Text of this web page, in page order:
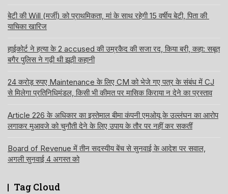
बेटी की Will (मर्जी) को प्राथमिकता, मां के साथ रहेगी 15 वर्षीय बेटी, पिता की
याचिका खारिज
हाईकोर्ट ने हत्या के 2 accused की उम्रकैद की सजा रद, किया बरी, कहा: सबूत
बगैर पुलिस ने गढ़ी थी झूठी कहानी
24 करोड़ रुपए Maintenance के लिए CM को भेजे गए पत्र के संबंध में CJ
से मिलेगा प्रतिनिधिमंडल, किसी भी कीमत पर मासिक किराया न देने का प्रस्ताव
Article 226 के अधिकार का इस्तेमाल बीमा कंपनी एमओयू के उल्लंघन का आरोप
लगाकर मुआवजे को चुनौती देने के लिए उपाय के तौर पर नहीं कर सकतीं
Board of Revenue में तीन सदस्यीय बेंच से सुनवाई के आदेश पर सवाल,
अगली सुनवाई 4 अगस्त को
Tag Cloud